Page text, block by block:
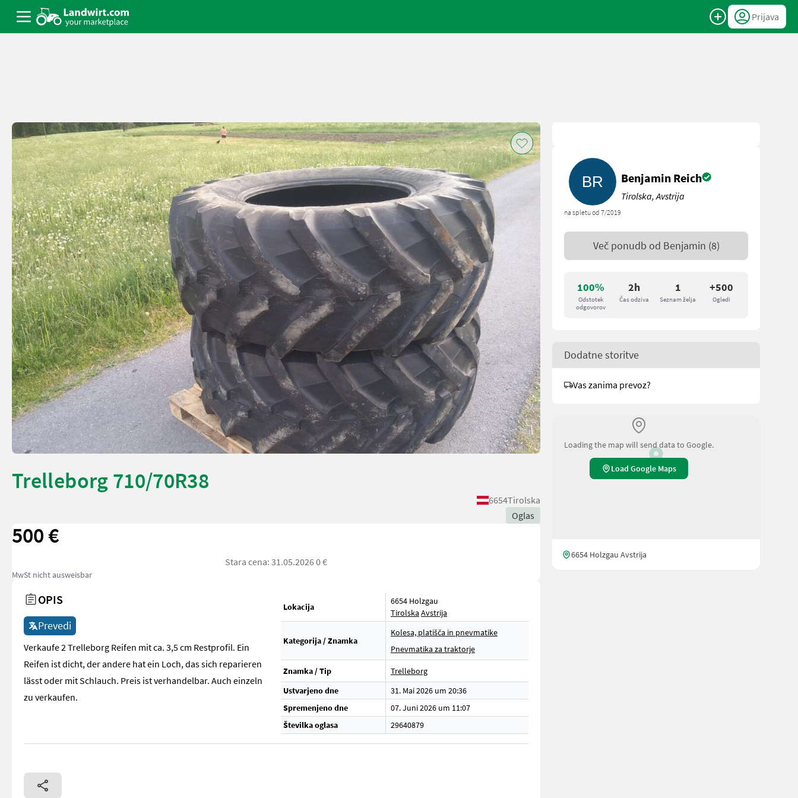
Prijava
Trelleborg 710/70R38
Oglas
6654Tirolska
500 €
Stara cena: 31.05.2026 0 €
MwSt nicht ausweisbar
OPIS
Prevedi
Verkaufe 2 Trelleborg Reifen mit ca. 3,5 cm Restprofil. Ein
Reifen ist dicht, der andere hat ein Loch, das sich reparieren
lässt oder mit Schlauch. Preis ist verhandelbar. Auch einzeln
zu verkaufen.
Lokacija
6654 Holzgau
Tirolska Avstrija
Kategorija / Znamka
Kolesa, platišča in pnevmatike
Pnevmatika za traktorje
Znamka / Tip
Trelleborg
Ustvarjeno dne
31. Mai 2026 um 20:36
Spremenjeno dne
07. Juni 2026 um 11:07
Številka oglasa
29640879
100%
Odstotek
odgovorov
2h
Čas odziva
1
Seznam želja
+500
Ogledi
na spletu od 7/2019
Benjamin Reich
Tirolska, Avstrija
Več ponudb od Benjamin (8)
Dodatne storitve
Vas zanima prevoz?
Loading the map will send data to Google.
Load Google Maps
6654 Holzgau Avstrija